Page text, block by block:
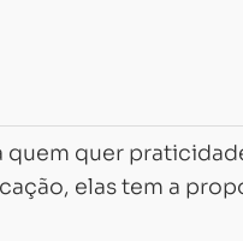
quem quer
elas tem a